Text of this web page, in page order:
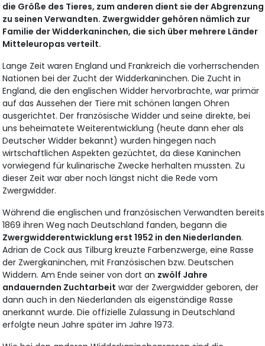
die Größe des Tieres, zum anderen dient sie der Abgrenzung
zu seinen Verwandten. Zwergwidder gehören nämlich zur
Familie der Widderkaninchen, die sich über mehrere Länder
Mitteleuropas verteilt.
Lange Zeit waren England und Frankreich die vorherrschenden
Nationen bei der Zucht der Widderkaninchen. Die Zucht in
England, die den englischen Widder hervorbrachte, war primär
auf das Aussehen der Tiere mit schönen langen Ohren
ausgerichtet. Der französische Widder und seine direkte, bei
uns beheimatete Weiterentwicklung (heute dann eher als
Deutscher Widder bekannt) wurden hingegen nach
wirtschaftlichen Aspekten gezüchtet, da diese Kaninchen
vorwiegend für kulinarische Zwecke herhalten mussten. Zu
dieser Zeit war aber noch längst nicht die Rede vom
Zwergwidder.
Während die englischen und französischen Verwandten bereits
1869 ihren Weg nach Deutschland fanden, begann die
Zwergwidderentwicklung erst 1952 in den Niederlanden.
Adrian de Cock aus Tilburg kreuzte Farbenzwerge, eine Rasse
der Zwergkaninchen, mit Französischen bzw. Deutschen
Widdern. Am Ende seiner von dort an zwölf Jahre
andauernden Zuchtarbeit war der Zwergwidder geboren, der
dann auch in den Niederlanden als eigenständige Rasse
anerkannt wurde. Die offizielle Zulassung in Deutschland
erfolgte neun Jahre später im Jahre 1973.